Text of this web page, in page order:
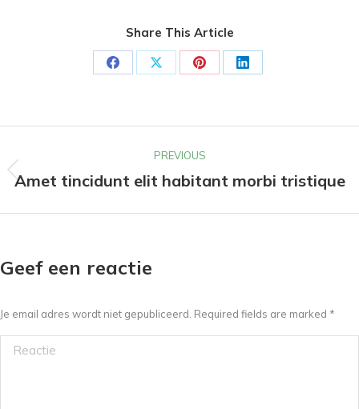
Share This Article
Share Share Share Share
navigation
PREVIOUS
Previous
Amet tincidunt elit habitant morbi tristique
Geef een reactie
Je email adres wordt niet gepubliceerd. Required fields are marked *
Reactie